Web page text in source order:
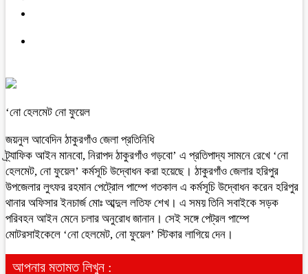
‘নো হেলমেট নো ফুয়েল
জয়নুল আবেদিন ঠাকুরগাঁও জেলা প্রতিনিধি
ট্র্যাফিক আইন মানবো, নিরাপদ ঠাকুরগাঁও গড়বো’ এ প্রতিপাদ্য সামনে রেখে ‘নো
হেলমেট, নো ফুয়েল’ কর্মসূচি উদ্বোধন করা হয়েছে। ঠাকুরগাঁও জেলার হরিপুর
উপজেলার লুৎফর রহমান পেট্রোল পাম্পে গতকাল এ কর্মসূচি উদ্বোধন করেন হরিপুর
থানার অফিসার ইনচার্জ মোঃ আব্দুল লতিফ শেখ। এ সময় তিনি সবাইকে সড়ক
পরিবহন আইন মেনে চলার অনুরোধ জানান। সেই সঙ্গে পেট্রল পাম্পে
মোটরসাইকেলে ‘নো হেলমেট, নো ফুয়েল’ স্টিকার লাগিয়ে দেন।
আপনার মতামত লিখুন :